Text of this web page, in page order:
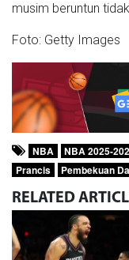
musim beruntun
Foto: Getty Images
NBA NBA 2025-
Prancis
Pembekuan
RELATED